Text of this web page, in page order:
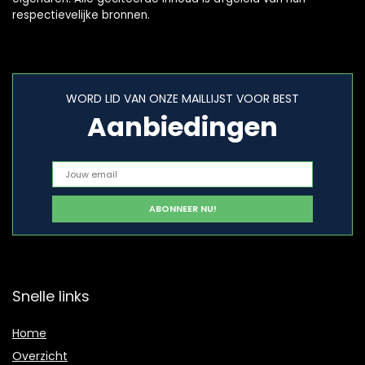
respectievelijke bronnen.
WORD LID VAN ONZE MAILLIJST VOOR BEST
Aanbiedingen
Snelle links
Home
Overzicht